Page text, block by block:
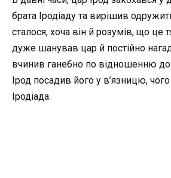
брата Іродіаду та вирішив
сталося, хоча він й розумів, що це
дуже шанував цар й постійно
вчинив ганебно по відношенню до
Ірод посадив його у в’язницю,
Іродіада.